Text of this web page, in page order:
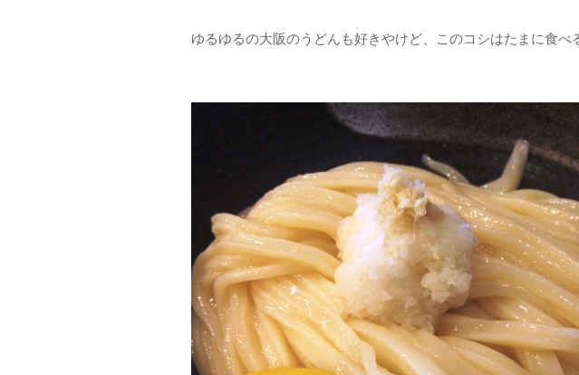
ゆるゆるの大阪のうどんも好きやけど、このコシはたまに食べ